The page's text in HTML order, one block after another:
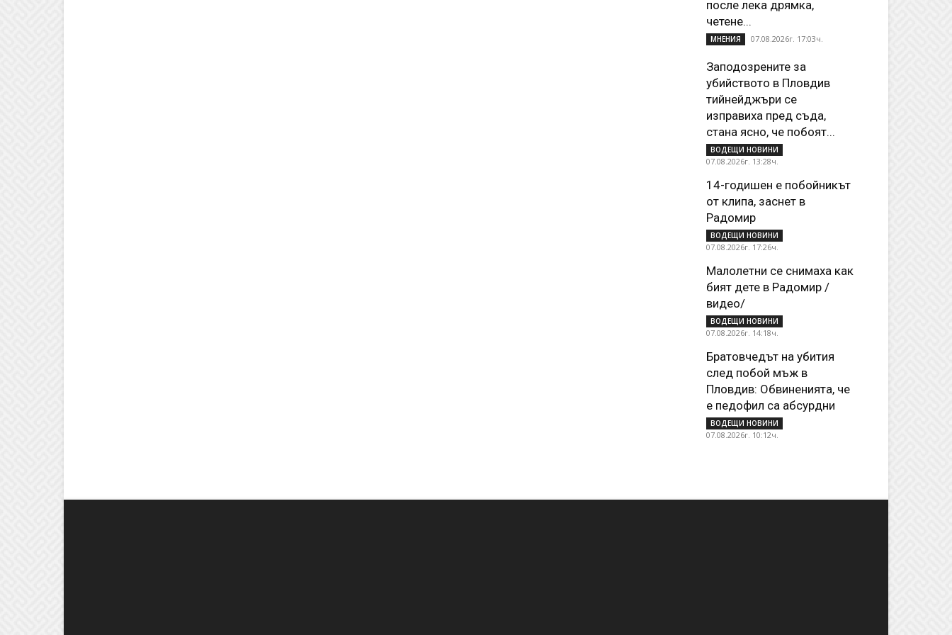
после лека дрямка,
четене...
МНЕНИЯ 07.08.2026г. 17:03ч.
Заподозрените за
убийството в Пловдив
тийнейджъри се
изправиха пред съда,
стана ясно, че побоят...
ВОДЕЩИ НОВИНИ
07.08.2026г. 13:28ч.
14-годишен е побойникът
от клипа, заснет в
Радомир
ВОДЕЩИ НОВИНИ
07.08.2026г. 17:26ч.
Малолетни се снимаха как
бият дете в Радомир /
видео/
ВОДЕЩИ НОВИНИ
07.08.2026г. 14:18ч.
Братовчедът на убития
след побой мъж в
Пловдив: Обвиненията, че
е педофил са абсурдни
ВОДЕЩИ НОВИНИ
07.08.2026г. 10:12ч.